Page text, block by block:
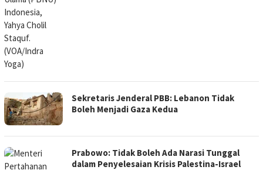
Sekretaris Jenderal PBB: Lebanon Tidak
Boleh Menjadi Gaza Kedua
Prabowo: Tidak Boleh Ada Narasi Tunggal
dalam Penyelesaian Krisis Palestina-Israel